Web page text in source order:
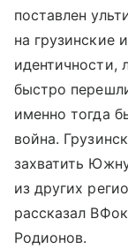
поставлен
на грузинские
идентичности,
быстро
именно тогда
война.
захватить
из других
рассказал
Родионов.